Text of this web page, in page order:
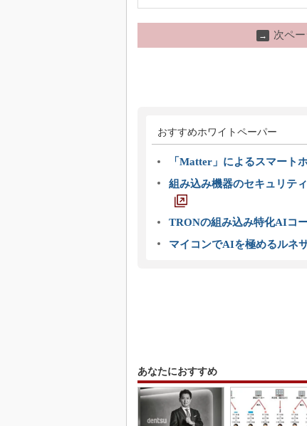
→ 次ペ
おすすめホワイトペーパー
「Matter」によるスマート
組み込み機器のセキュリテ
TRONの組み込み特化AIコ
マイコンでAIを極めるルネ
あなたにおすすめ